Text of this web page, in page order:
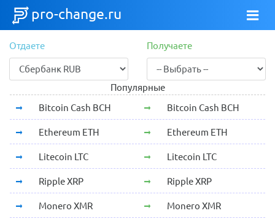
pro-change.ru
Отдаете Получаете
Популярные
Bitcoin Cash BCH
Bitcoin Cash BCH
Ethereum ETH Ethereum ETH
Litecoin LTC Litecoin LTC
Ripple XRP Ripple XRP
Monero XMR Monero XMR